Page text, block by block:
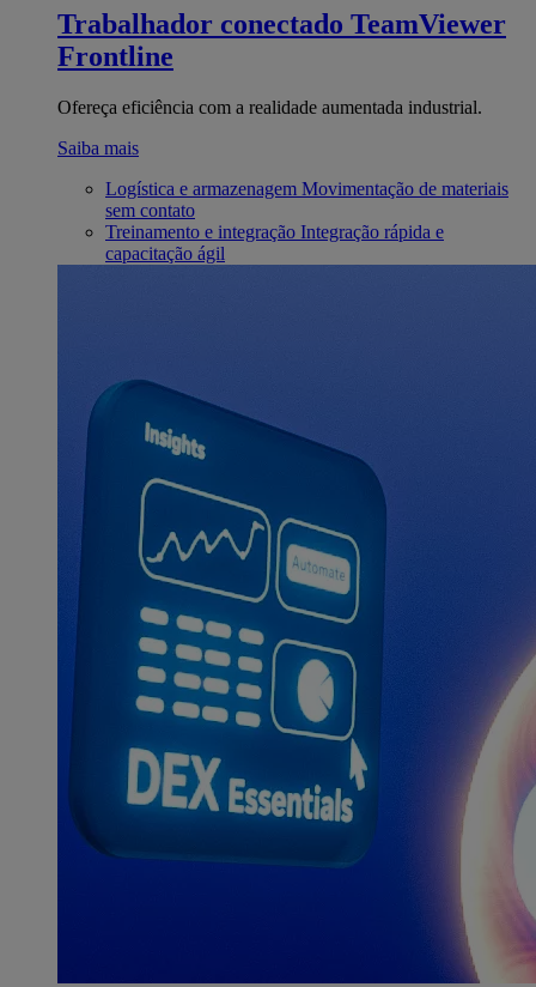
Trabalhador conectado TeamViewer
Frontline
Ofereça eficiência com a realidade aumentada industrial.
Saiba mais
Logística e armazenagem Movimentação de materiais
sem contato
Treinamento e integração Integração rápida e
capacitação ágil